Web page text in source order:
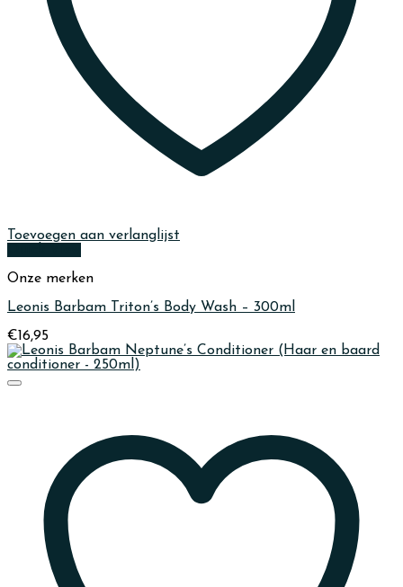
Toevoegen aan verlanglijst
Onze merken
Leonis Barbam Triton’s Body Wash – 300ml
€16,95